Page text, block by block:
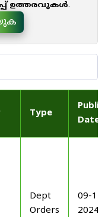
ഉത്തരവുകൾ.
Type
Date
Dept
Orders
09-
2024